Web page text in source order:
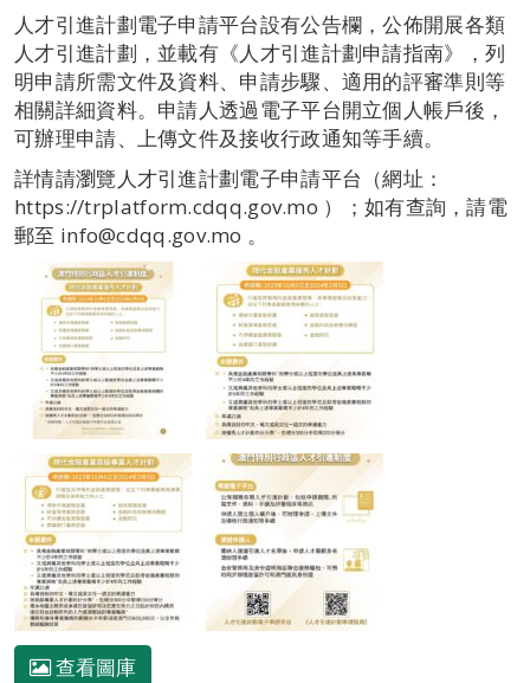
人才引進計劃電子申請平台設有公告欄，公佈開展各類
人才引進計劃，並載有《人才引進計劃申請指南》，列
明申請所需文件及資料、申請步驟、適用的評審準則等
相關詳細資料。申請人透過電子平台開立個人帳戶後，
可辦理申請、上傳文件及接收行政通知等手續。
詳情請瀏覽人才引進計劃電子申請平台（網址：
https://trplatform.cdqq.gov.mo ）；如有查詢，請電
郵至 info@cdqq.gov.mo 。
查看圖庫